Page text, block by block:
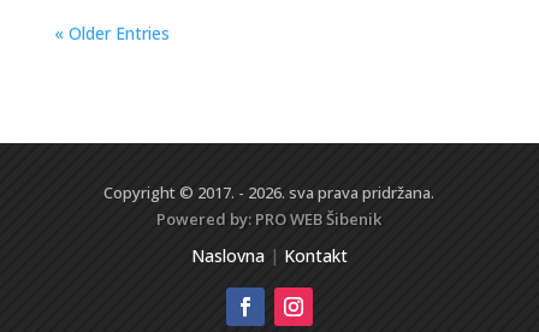
« Older Entries
Copyright © 2017. - 2026. sva prava pridržana.
Powered by: PRO WEBŠibenik
Naslovna| Kontakt